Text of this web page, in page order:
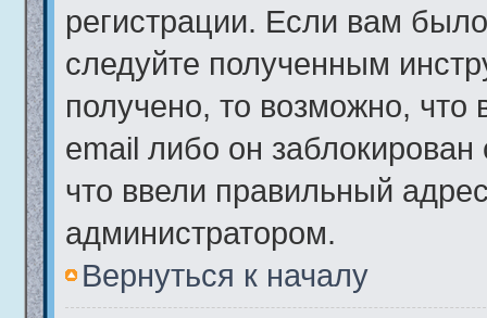
регистрации. Если вам
следуйте полученным
получено, то возможно,
email либо он
что ввели правильный
администратором.
Вернуться к началу